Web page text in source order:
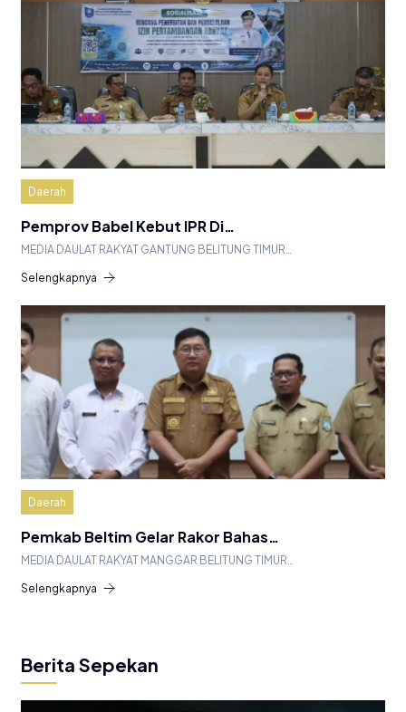
Daerah
Pemprov Babel Kebut IPR Di…
MEDIA DAULAT RAKYAT GANTUNG BELITUNG TIMUR…
Selengkapnya
Daerah
Pemkab Beltim Gelar Rakor Bahas…
MEDIA DAULAT RAKYAT MANGGAR BELITUNG TIMUR…
Selengkapnya
Berita Sepekan